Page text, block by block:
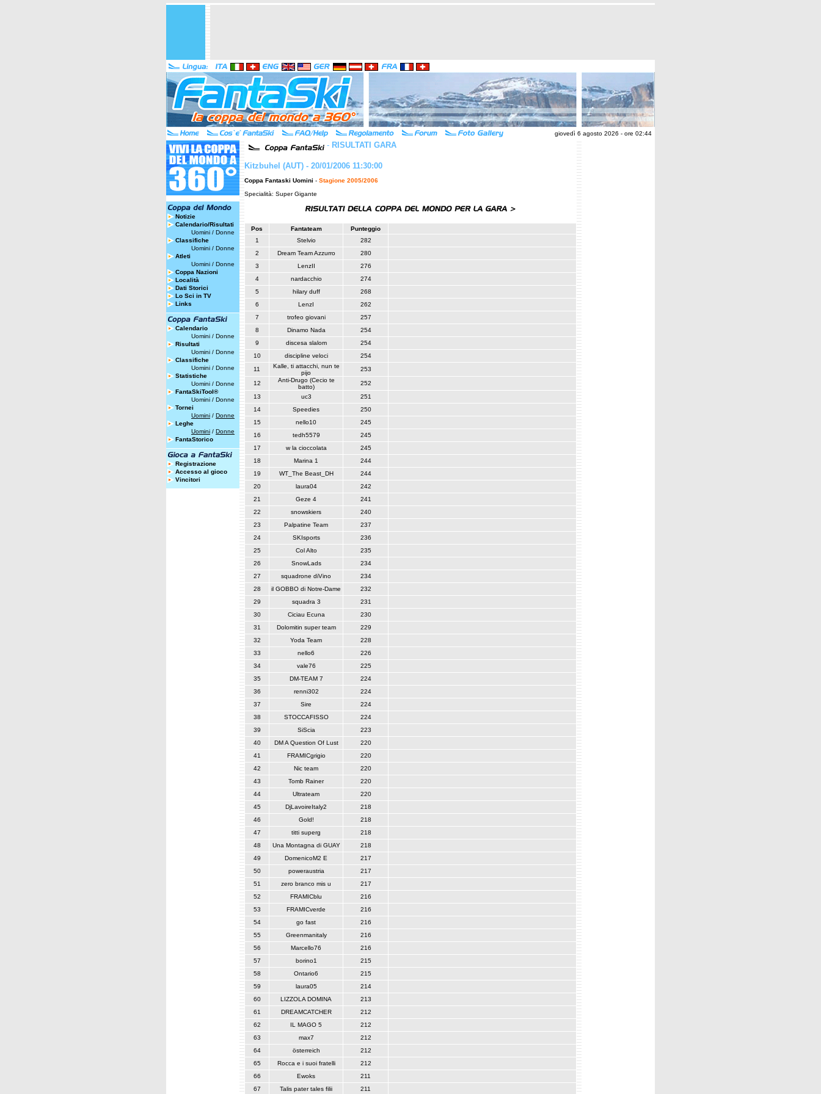
giovedì 6 agosto 2026 - ore 02:44
Notizie
Calendario/Risultati
Uomini / Donne
Classifiche
Uomini / Donne
Atleti
Uomini / Donne
Coppa Nazioni
Località
Dati Storici
Lo Sci in TV
Links
Calendario
Uomini / Donne
Risultati
Uomini / Donne
Classifiche
Uomini / Donne
Statistiche
Uomini / Donne
FantaSkiTool®
Uomini / Donne
Tornei
Uomini / Donne
Leghe
Uomini / Donne
FantaStorico
Registrazione
Accesso al gioco
Vincitori
- RISULTATI GARA
Kitzbuhel (AUT) - 20/01/2006 11:30:00
Coppa Fantaski Uomini - Stagione 2005/2006
Specialità: Super Gigante
Pos Fantateam
Punteggio
1
Stelvio
282
2
Dream Team Azzurro
280
3
LenzII
276
4
nardacchio
274
5
hilary duff
268
6
LenzI
262
7
trofeo giovani
257
8
Dinamo Nada
254
9
discesa slalom
254
10
discipline veloci
254
11
Kalle, ti attacchi, nun te
pijo
253
12
Anti-Drugo (Cecio te
batto)
252
13
uc3
251
14
Speedies
250
15
nello10
245
16
tedh5579
245
17
w la cioccolata
245
18
Marina 1
244
19
WT_The Beast_DH
244
20
laura04
242
21
Geze 4
241
22
snowskiers
240
23
Palpatine Team
237
24
SKIsports
236
25
Col Alto
235
26
SnowLads
234
27
squadrone diVino
234
28
il GOBBO di Notre-Dame
232
29
squadra 3
231
30
Ciciau Ecuna
230
31
Dolomitin super team
229
32
Yoda Team
228
33
nello6
226
34
vale76
225
35
DM-TEAM 7
224
36
renni302
224
37
Sire
224
38
STOCCAFISSO
224
39
SiScia
223
40
DM A Question Of Lust
220
41
FRAMICgrigio
220
42
Nic team
220
43
Tomb Rainer
220
44
Ultrateam
220
45
DjLavoireItaly2
218
46
Gold!
218
47
titti superg
218
48
Una Montagna di GUAY
218
49
DomenicoM2 E
217
50
poweraustria
217
51
zero branco mis u
217
52
FRAMICblu
216
53
FRAMICverde
216
54
go fast
216
55
Greenmanitaly
216
56
Marcello76
216
57
borino1
215
58
Ontario6
215
59
laura05
214
60
LIZZOLA DOMINA
213
61
DREAMCATCHER
212
62
IL MAGO 5
212
63
max7
212
64
österreich
212
65
Rocca e i suoi fratelli
212
66
Ewoks
211
67
Talis pater tales filii 211